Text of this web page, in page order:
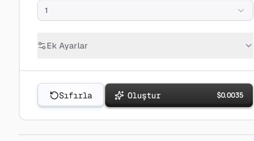
1
Ek Ayarlar
Oluştur $0.0035
Sıfırla